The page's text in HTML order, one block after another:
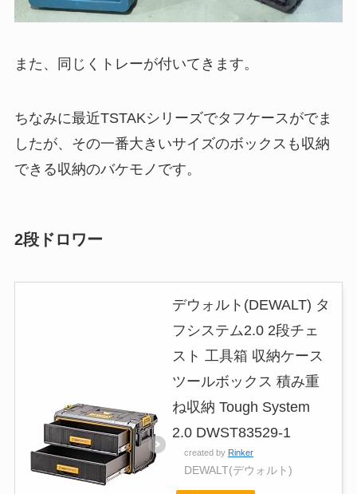
また、同じくトレーが付いてきます。
ちなみに最近TSTAKシリーズでタフケースがでま
したが、その一番大きいサイズのボックスも収納
できる収納のバケモノです。
2段ドロワー
デウォルト(DEWALT) タ
フシステム2.0 2段チェ
スト 工具箱 収納ケース
ツールボックス 積み重
ね収納 Tough System
2.0 DWST83529-1
created by Rinker
DEWALT(デウォルト)